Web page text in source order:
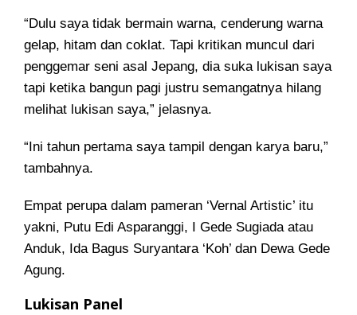
“Dulu saya tidak bermain warna, cenderung warna
gelap, hitam dan coklat. Tapi kritikan muncul dari
penggemar seni asal Jepang, dia suka lukisan saya
tapi ketika bangun pagi justru semangatnya hilang
melihat lukisan saya,” jelasnya.
“Ini tahun pertama saya tampil dengan karya baru,”
tambahnya.
Empat perupa dalam pameran ‘Vernal Artistic’ itu
yakni, Putu Edi Asparanggi, I Gede Sugiada atau
Anduk, Ida Bagus Suryantara ‘Koh’ dan Dewa Gede
Agung.
Lukisan Panel